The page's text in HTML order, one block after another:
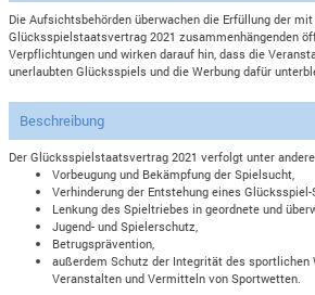
Die Aufsichtsbehörden überwachen die Erfüllung der mit
Glücksspielstaatsvertrag 2021 zusammenhängenden
Verpflichtungen und wirken darauf hin, dass die
unerlaubten Glücksspiels und die Werbung dafür
Beschreibung
Der Glücksspielstaatsvertrag 2021 verfolgt unter
Vorbeugung und Bekämpfung der Spielsucht,
Verhinderung der Entstehung eines
Lenkung des Spieltriebes in geordnete und
Jugend- und Spielerschutz,
Betrugsprävention,
außerdem Schutz der Integrität des sportlichen
Veranstalten und Vermitteln von Sportwetten.